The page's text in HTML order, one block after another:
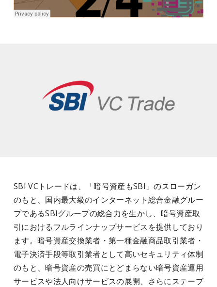
SBI VCトレードは、「暗号資産もSBI」のスローガン
のもと、国内最大級のインターネット総合金融グルー
プであるSBIグループの総合力を生かし、暗号資産取
引におけるフルラインナップサービスを提供しており
ます。暗号資産交換業者・第一種金融商品取引業者・
電子決済手段等取引業者として高いセキュリティ体制
のもと、暗号資産の売買にとどまらない暗号資産運用
サービスや法人向けサービスの展開、さらにステーブ